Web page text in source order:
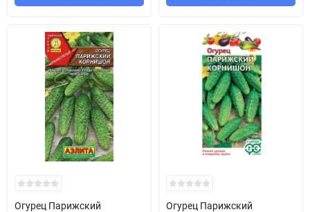
Огурец Парижский
Огурец Парижский